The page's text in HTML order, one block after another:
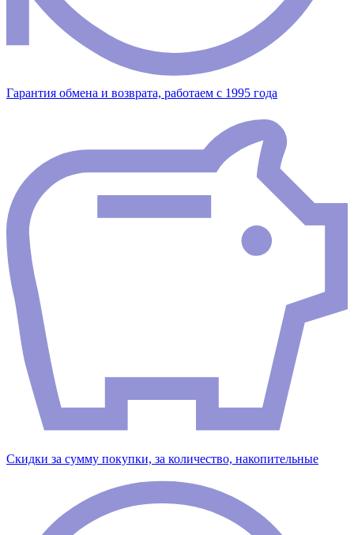
Гарантия обмена и возврата, работаем с 1995 года
Скидки за сумму покупки, за количество, накопительные